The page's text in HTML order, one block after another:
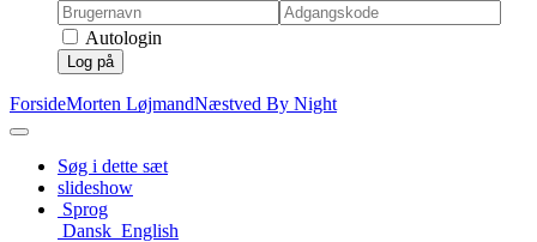
Autologin
Log på
ForsideMorten LøjmandNæstved By Night
Søg i dette sæt
slideshow
Sprog
Dansk English